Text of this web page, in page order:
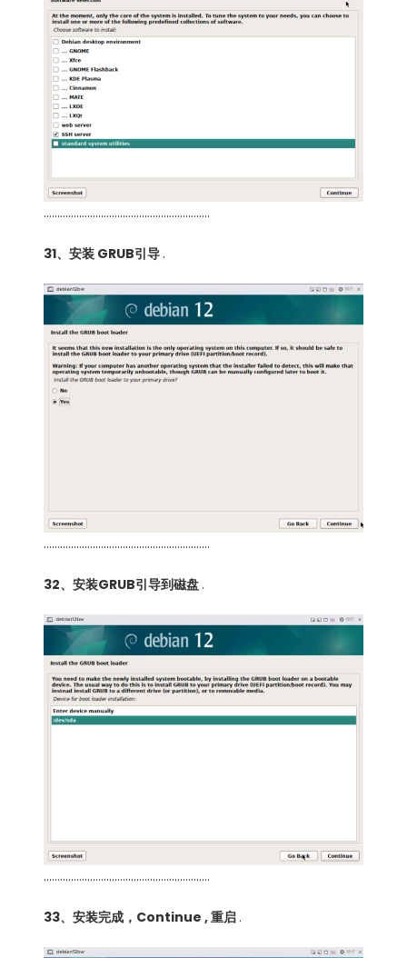
…………………………………………………….
31、安装 GRUB引导 .
…………………………………………………….
32、安装GRUB引导到磁盘 .
…………………………………………………….
33、安装完成，Continue , 重启 .